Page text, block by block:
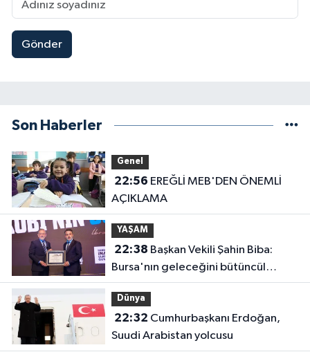
Gönder
Son Haberler
Genel
22:56
AÇIKLAMA
YAŞAM
22:38
Bursa'nın geleceğini bütüncül
anlayışla planlıyoruz
Dünya
22:32
Suudi Arabistan yolcusu